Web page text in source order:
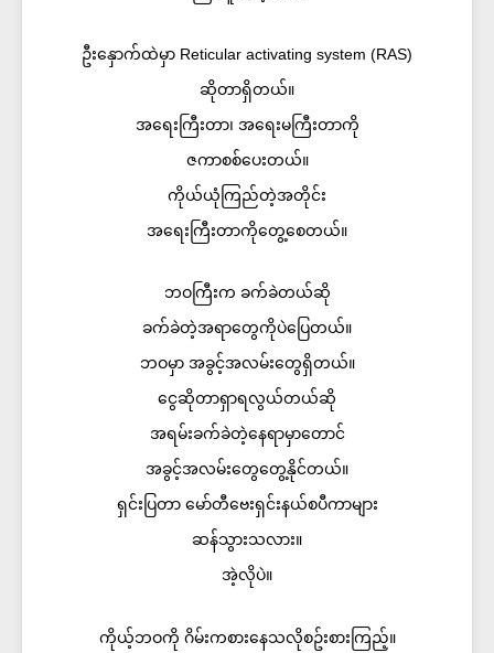
ဦးနှောက်ထဲမှာ Reticular activating system (RAS)
ဆိုတာရှိတယ်။
အရေးကြီးတာ၊ အရေးမကြီးတာကို
ဇကာစစ်ပေးတယ်။
ကိုယ်ယုံကြည်တဲ့အတိုင်း
အရေးကြီးတာကိုတွေ့စေတယ်။
ဘဝကြီးက ခက်ခဲတယ်ဆို
ခက်ခဲတဲ့အရာတွေကိုပဲပြေတယ်။
ဘဝမှာ အခွင့်အလမ်းတွေရှိတယ်။
ငွေဆိုတာရှာရလွယ်တယ်ဆို
အရမ်းခက်ခဲတဲ့နေရာမှာတောင်
အခွင့်အလမ်းတွေတွေ့နိုင်တယ်။
ရှင်းပြတာ မော်တီဗေးရှင်းနယ်စပီကာများ
ဆန်သွားသလား။
အဲ့လိုပဲ။
ကိုယ့်ဘဝကို ဂိမ်းကစားနေသလိုစဥ်းစားကြည့်။